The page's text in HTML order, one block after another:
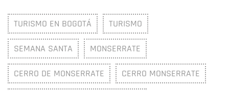
TURISMO EN BOGOTÁ TURISMO
SEMANA SANTA MONSERRATE
CERRO DE MONSERRATE CERRO MONSERRATE